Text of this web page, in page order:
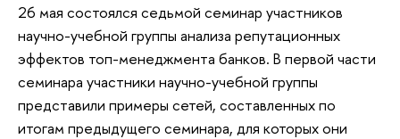
26 мая состоялся седьмой семинар участников
научно-учебной группы анализа репутационных
эффектов топ-менеджмента банков. В первой части
семинара участники научно-учебной группы
представили примеры сетей, составленных по
итогам предыдущего семинара, для которых они